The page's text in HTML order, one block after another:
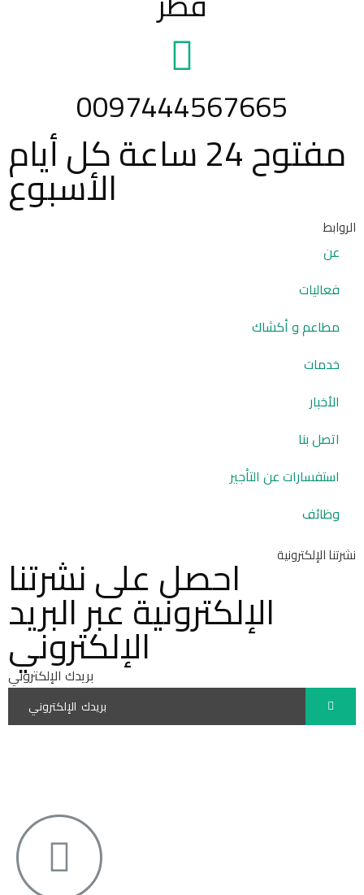
نشرتنا الإلكترونية احصل على نشرتنا
الإلكترونية عبر البريد
الإلكتروني
بريدك الإلكتروني
الروابط
عن
فعاليات
مطاعم و أكشاك
خدمات
الأخبار
اتصل بنا
استفسارات عن التأجير
وظائف
0097444567665
مفتوح 24 ساعة كل أيام
الأسبوع